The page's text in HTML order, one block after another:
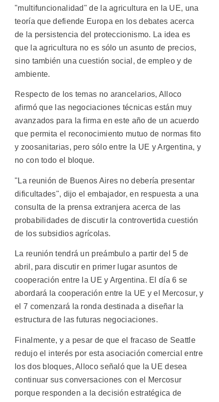
"multifuncionalidad" de la agricultura en la UE, una
teoría que defiende Europa en los debates acerca
de la persistencia del proteccionismo. La idea es
que la agricultura no es sólo un asunto de precios,
sino también una cuestión social, de empleo y de
ambiente.
Respecto de los temas no arancelarios, Alloco
afirmó que las negociaciones técnicas están muy
avanzados para la firma en este año de un acuerdo
que permita el reconocimiento mutuo de normas fito
y zoosanitarias, pero sólo entre la UE y Argentina, y
no con todo el bloque.
"La reunión de Buenos Aires no debería presentar
dificultades", dijo el embajador, en respuesta a una
consulta de la prensa extranjera acerca de las
probabilidades de discutir la controvertida cuestión
de los subsidios agrícolas.
La reunión tendrá un preámbulo a partir del 5 de
abril, para discutir en primer lugar asuntos de
cooperación entre la UE y Argentina. El día 6 se
abordará la cooperación entre la UE y el Mercosur, y
el 7 comenzará la ronda destinada a diseñar la
estructura de las futuras negociaciones.
Finalmente, y a pesar de que el fracaso de Seattle
redujo el interés por esta asociación comercial entre
los dos bloques, Alloco señaló que la UE desea
continuar sus conversaciones con el Mercosur
porque responden a la decisión estratégica de